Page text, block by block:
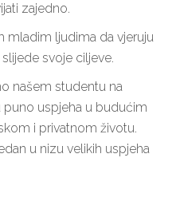
zajedno.
mladim ljudima da vjeruju
svoje ciljeve.
našem studentu na
uspjeha u budućim
i privatnom životu.
u nizu velikih uspjeha